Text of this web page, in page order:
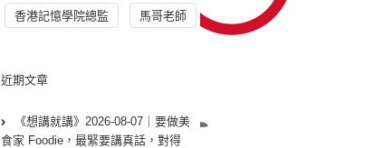
香港記憶學院總監 馬哥老師
近期文章
《想講就講》2026-08-07｜要做美
食家 Foodie，最緊要講真話，對得